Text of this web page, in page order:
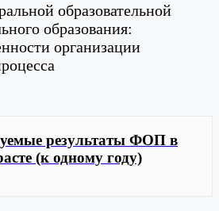
образовательной
образования:
организации
результаты ФОП в
(к одному году)